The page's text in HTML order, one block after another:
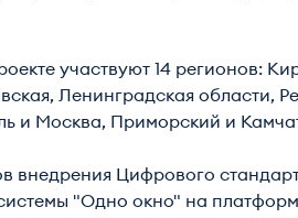
участвуют 14 регионов:
Ленинградская области,
и Москва, Приморский и
внедрения Цифрового
"Одно окно" на